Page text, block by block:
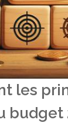
les
budget